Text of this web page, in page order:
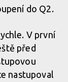
do Q2.
V první
před
nastupoval